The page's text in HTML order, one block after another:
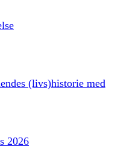
(livs)historie med
2026